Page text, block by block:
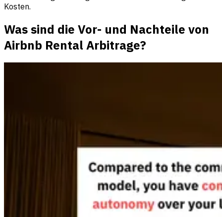
Kosten.
Was sind die Vor- und Nachteile von
Airbnb Rental Arbitrage?